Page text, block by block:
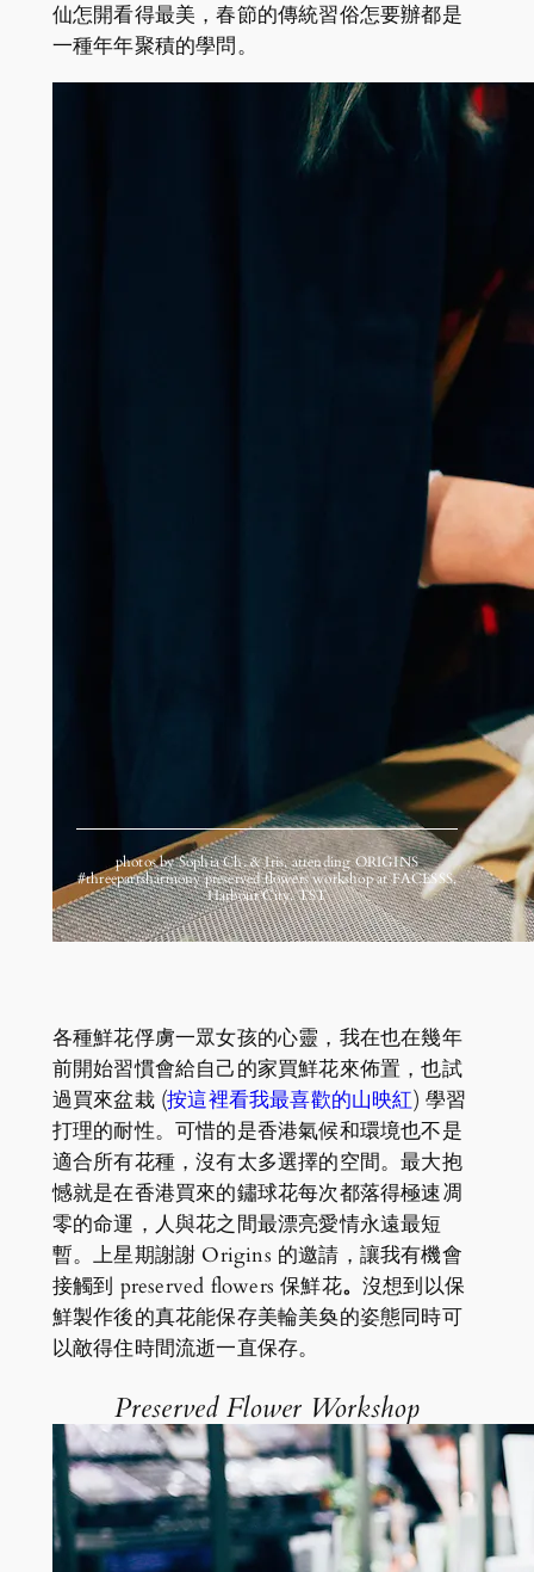
仙怎開看得最美，春節的傳統習俗怎要辦都是
一種年年聚積的學問。
photos by Sophia Ch. & Iris, attending ORIGINS
#threepartsharmony preserved flowers workshop at FACESSS,
Harbour City, TST
各種鮮花俘虜一眾女孩的心靈，我在也在幾年
前開始習慣會給自己的家買鮮花來佈置，也試
過買來盆栽 (按這裡看我最喜歡的山映紅) 學習
打理的耐性。可惜的是香港氣候和環境也不是
適合所有花種，沒有太多選擇的空間。最大抱
憾就是在香港買來的鏽球花每次都落得極速凋
零的命運，人與花之間最漂亮愛情永遠最短
暫。上星期謝謝 Origins 的邀請，讓我有機會
接觸到 preserved flowers 保鮮花。沒想到以保
鮮製作後的真花能保存美輪美奐的姿態同時可
以敵得住時間流逝一直保存。
Preserved Flower Workshop